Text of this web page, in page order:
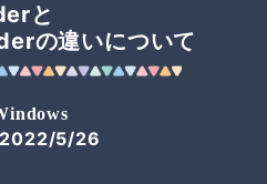
と
の違いについて
5/26